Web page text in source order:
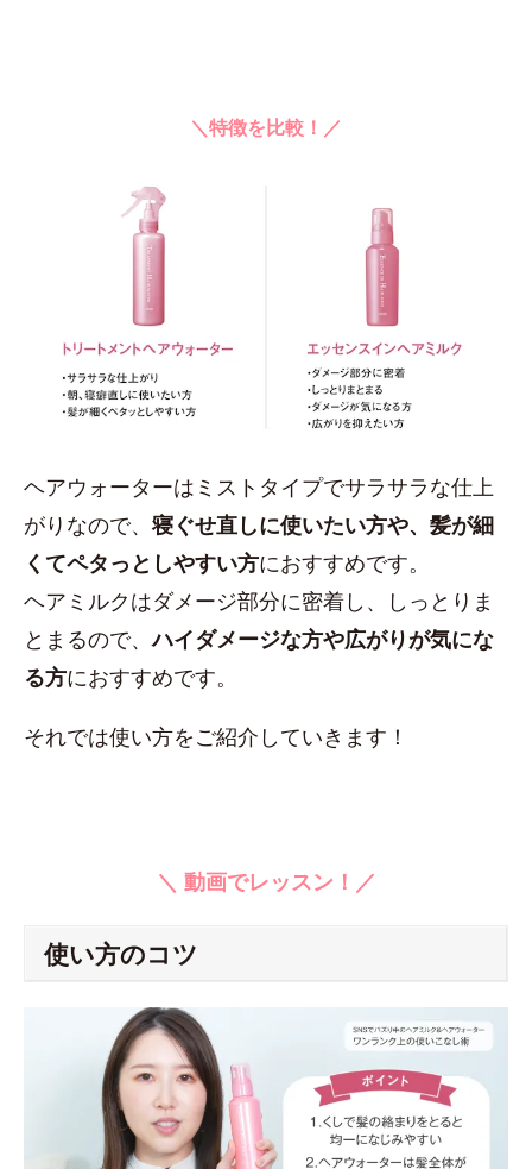
＼特徴を比較！／
ヘアウォーターはミストタイプでサラサラな仕上
がりなので、寝ぐせ直しに使いたい方や、髪が細
くてペタっとしやすい方におすすめです。
ヘアミルクはダメージ部分に密着し、しっとりま
とまるので、ハイダメージな方や広がりが気にな
る方におすすめです。
それでは使い方をご紹介していきます！
＼ 動画でレッスン！／
使い方のコツ